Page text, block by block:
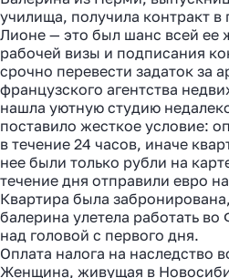
училища, получила контракт
Лионе — это был шанс всей
рабочей визы и подписания
срочно перевести задаток за
французского агентства
нашла уютную студию
поставило жесткое условие:
в течение 24 часов, иначе
нее были только рубли на
течение дня отправили евро
Квартира была
балерина улетела работать
над головой с первого дня.
Оплата налога на наследство
Женщина, живущая в